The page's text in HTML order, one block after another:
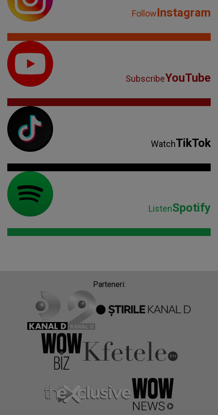
FollowInstagram
SubscribeYouTube
WatchTikTok
ListenSpotify
Parteneri: